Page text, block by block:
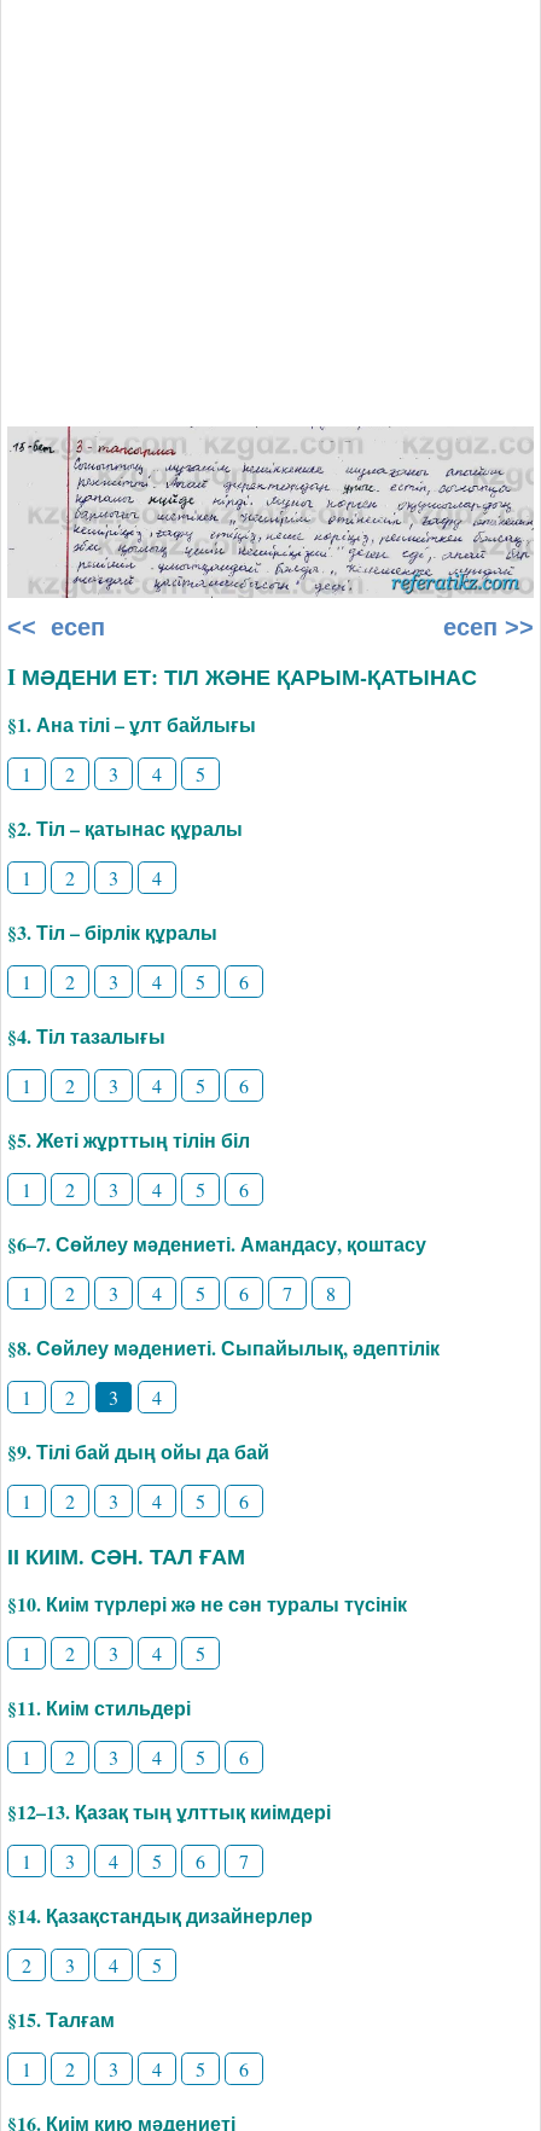
<< есеп есеп >>
I МӘДЕНИ ЕТ: ТІЛ ЖӘНЕ ҚАРЫМ-ҚАТЫНАС
§1. Ана тілі – ұлт байлығы
1 2 3 4 5
§2. Тіл – қатынас құралы
1 2 3 4
§3. Тіл – бірлік құралы
1 2 3 4 5 6
§4. Тіл тазалығы
1 2 3 4 5 6
§5. Жеті жұрттың тілін біл
1 2 3 4 5 6
§6–7. Сөйлеу мәдениеті. Амандасу, қоштасу
1 2 3 4 5 6 7 8
§8. Сөйлеу мәдениеті. Сыпайылық, әдептілік
1 2 3 4
§9. Тілі бай дың ойы да бай
1 2 3 4 5 6
ІІ КИІМ. СӘН. ТАЛ ҒАМ
§10. Киім түрлері жә не сән туралы түсінік
1 2 3 4 5
§11. Киім стильдері
1 2 3 4 5 6
§12–13. Қазақ тың ұлттық киімдері
1 3 4 5 6 7
§14. Қазақстандық дизайнерлер
2 3 4 5
§15. Талғам
1 2 3 4 5 6
§16. Киім кию мәдениеті